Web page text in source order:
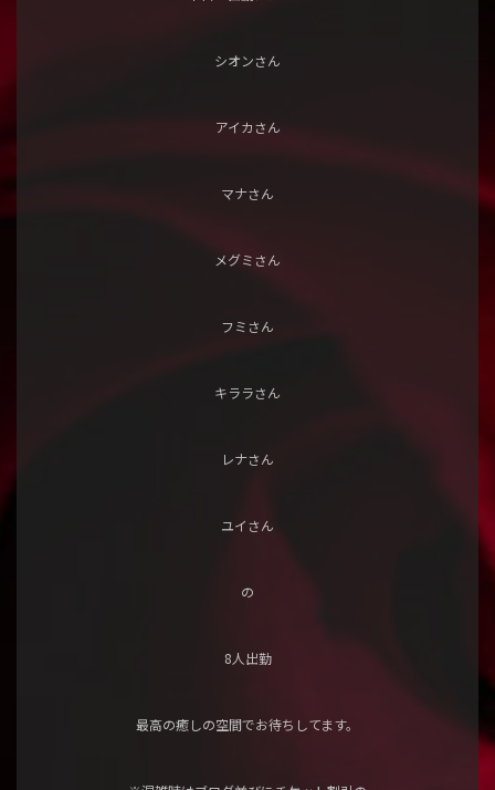
シオンさん
アイカさん
マナさん
メグミさん
フミさん
キララさん
レナさん
ユイさん
の
8人出勤
最高の癒しの空間でお待ちしてます。